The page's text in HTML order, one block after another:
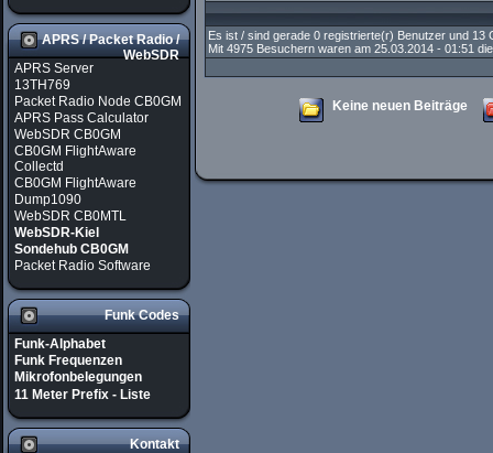
APRS / Packet Radio /
WebSDR
APRS Server
13TH769
Packet Radio Node CB0GM
APRS Pass Calculator
WebSDR CB0GM
CB0GM FlightAware
Collectd
CB0GM FlightAware
Dump1090
WebSDR CB0MTL
WebSDR-Kiel
Sondehub CB0GM
Packet Radio Software
Funk Codes
Funk-Alphabet
Funk Frequenzen
Mikrofonbelegungen
11 Meter Prefix - Liste
Kontakt
Es ist / sind gerade 0 registrierte(r) Benutzer und
Mit 4975 Besuchern waren am 25.03.2014 - 01:51
Keine neuen Beiträge